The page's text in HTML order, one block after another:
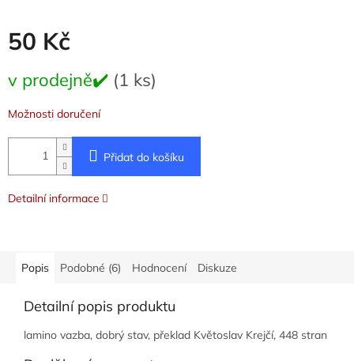
50 Kč
cena:
v prodejně✔️ (1 ks)
Možnosti doručení
Přidat do košíku
Detailní informace
Popis Podobné (6) Hodnocení Diskuze
Detailní popis produktu
lamino vazba, dobrý stav, překlad Květoslav Krejčí, 448 stran